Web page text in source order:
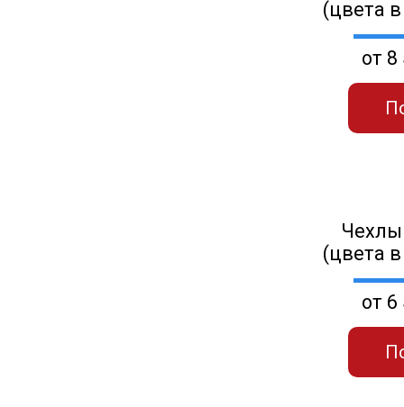
(цвета
от 8
(цвета
от 6